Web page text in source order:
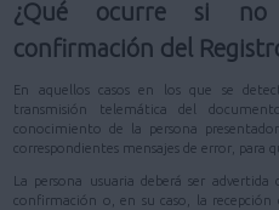
¿Qué ocurre si no
confirmación del
En aquellos casos en los que se
transmisión telemática del
conocimiento de la persona
correspondientes mensajes de error, para
La persona usuaria deberá ser
confirmación o, en su caso, la